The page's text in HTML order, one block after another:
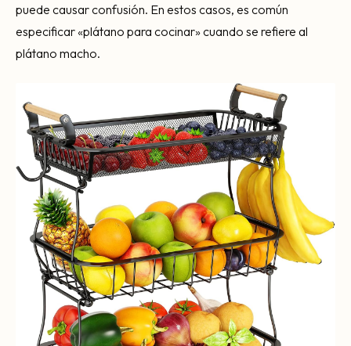
puede causar confusión. En estos casos, es común
especificar «plátano para cocinar» cuando se refiere al
plátano macho.